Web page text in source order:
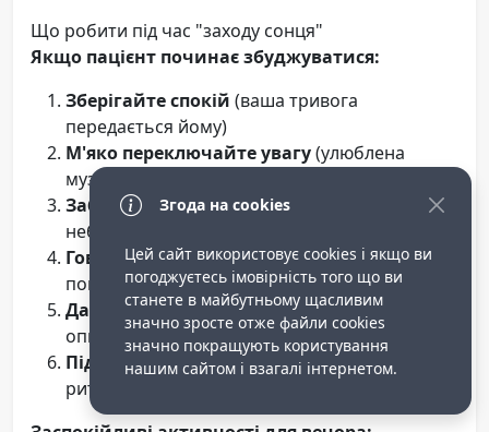
Що робити під час "заходу сонця"
Якщо пацієнт починає збуджуватися:
Зберігайте спокій (ваша тривога
передається йому)
М'яко переключайте увагу(улюблена
музика, фото, простий перекус)
Забезпечте безпеку(прибережіть
небезпечні предмети)
Говоріть заспокійливо(монотонно,
повільно)
Дайте простір(не обіймайте, якщо він
опирається)
Підтримуйте рутину(звичні ввечірні
ритуали)
Згода на cookies
Цей сайт використовує cookies і якщо ви
погоджуєтесь імовірність того що ви
станете в майбутньому щасливим
значно зросте отже файли cookies
значно покращують користування
нашим сайтом і взагалі інтернетом.